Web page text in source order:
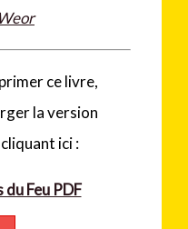
ce livre,
la version
ici :
Feu PDF